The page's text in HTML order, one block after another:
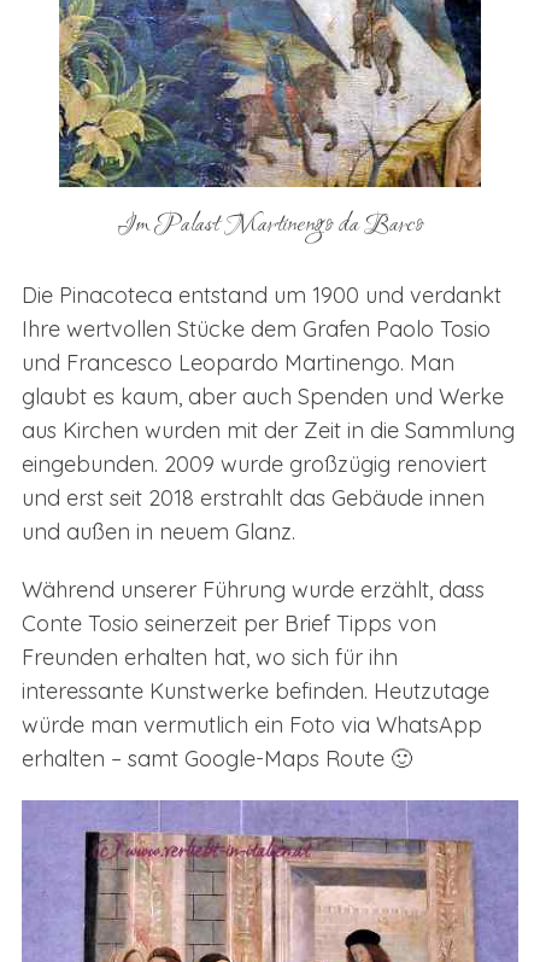
Im Palast Martinengo da Barco
Die Pinacoteca entstand um 1900 und verdankt
Ihre wertvollen Stücke dem Grafen Paolo Tosio
und Francesco Leopardo Martinengo. Man
glaubt es kaum, aber auch Spenden und Werke
aus Kirchen wurden mit der Zeit in die Sammlung
eingebunden. 2009 wurde großzügig renoviert
und erst seit 2018 erstrahlt das Gebäude innen
und außen in neuem Glanz.
Während unserer Führung wurde erzählt, dass
Conte Tosio seinerzeit per Brief Tipps von
Freunden erhalten hat, wo sich für ihn
interessante Kunstwerke befinden. Heutzutage
würde man vermutlich ein Foto via WhatsApp
erhalten – samt Google-Maps Route 🙂